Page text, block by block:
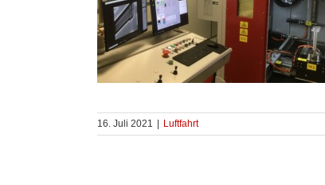
16. Juli 2021 Luftfahrt